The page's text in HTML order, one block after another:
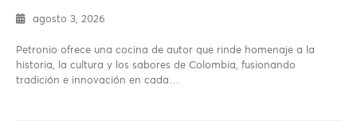
agosto 3, 2026
Petronio ofrece una cocina de autor que rinde homenaje a la
historia, la cultura y los sabores de Colombia, fusionando
tradición e innovación en cada…